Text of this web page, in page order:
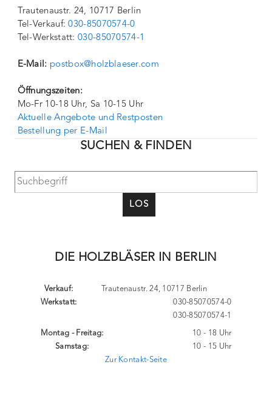
Trautenaustr. 24, 10717 Berlin
Tel-Verkauf:030-85070574-0
Tel-Werkstatt:030-85070574-1
E-Mail: postbox@holzblaeser.com
Öffnungszeiten:
Mo-Fr 10-18 Uhr, Sa 10-15 Uhr
Aktuelle Angebote und Restposten
Bestellung per E-Mail
SUCHEN & FINDEN
LOS
DIE HOLZBLÄSER IN BERLIN
Trautenaustr. 24, 10717 Berlin
Verkauf:
Werkstatt:
030-85070574-0
030-85070574-1
Montag - Freitag:
Samstag:
10 - 18 Uhr
10 - 15 Uhr
Zur Kontakt-Seite